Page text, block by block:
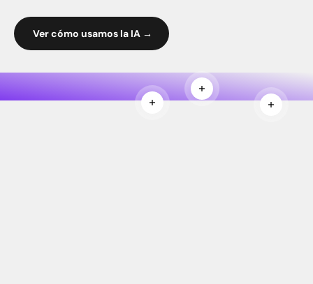
Ver cómo usamos la IA →
Leer más
Leer más
Leer más